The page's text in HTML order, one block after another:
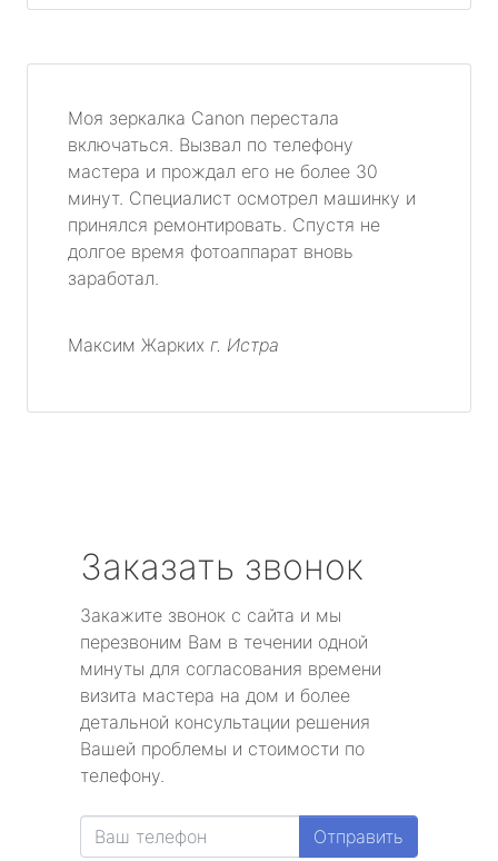
Моя зеркалка Canon перестала
включаться. Вызвал по телефону
мастера и прождал его не более 30
минут. Специалист осмотрел машинку и
принялся ремонтировать. Спустя не
долгое время фотоаппарат вновь
заработал.
Максим Жарких г. Истра
Заказать звонок
Закажите звонок с сайта и мы
перезвоним Вам в течении одной
минуты для согласования времени
визита мастера на дом и более
детальной консультации решения
Вашей проблемы и стоимости по
телефону.
Отправить